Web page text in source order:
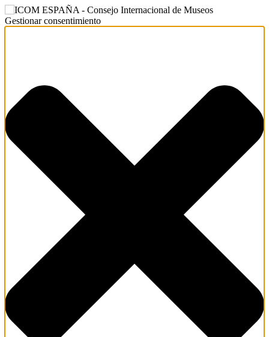
Gestionar consentimiento